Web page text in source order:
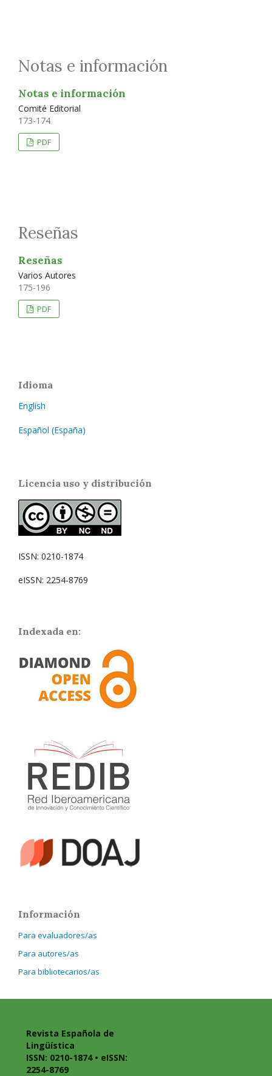
Notas e información
Notas e información
Comité Editorial
173-174
PDF
Reseñas
Reseñas
Varios Autores
175-196
PDF
Idioma
English
Español (España)
Licencia uso y distribución
ISSN: 0210-1874
eISSN: 2254-8769
Indexada en:
Información
Para evaluadores/as
Para autores/as
Para bibliotecarios/as
Revista Española de
Lingüística
ISSN: 0210-1874 • eISSN:
2254-8769